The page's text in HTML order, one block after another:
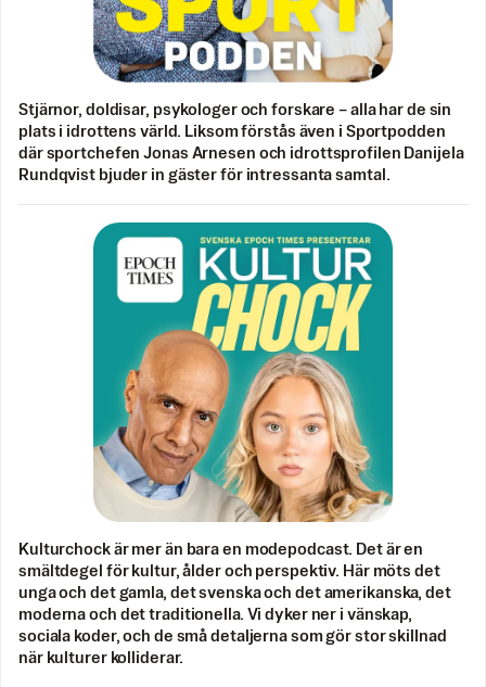
Stjärnor, doldisar, psykologer och forskare – alla har de sin
plats i idrottens värld. Liksom förstås även i Sportpodden
där sportchefen Jonas Arnesen och idrottsprofilen Danijela
Rundqvist bjuder in gäster för intressanta samtal.
Kulturchock är mer än bara en modepodcast. Det är en
smältdegel för kultur, ålder och perspektiv. Här möts det
unga och det gamla, det svenska och det amerikanska, det
moderna och det traditionella. Vi dyker ner i vänskap,
sociala koder, och de små detaljerna som gör stor skillnad
när kulturer kolliderar.